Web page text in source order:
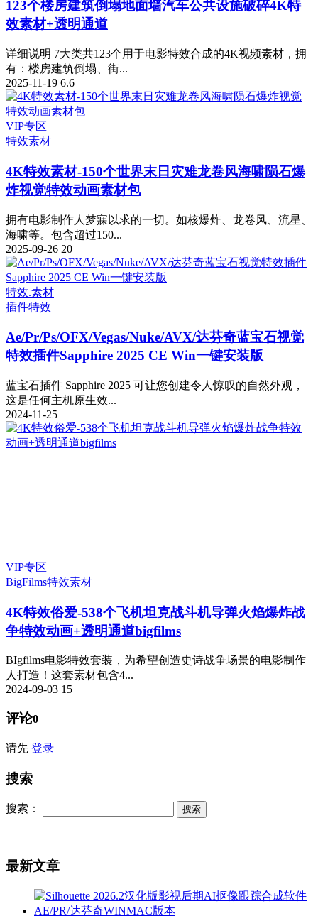
123个楼房建筑倒塌地面墙汽车公共设施破碎4K特
效素材+透明通道
详细说明 7大类共123个用于电影特效合成的4K视频素材，拥
有：楼房建筑倒塌、街...
2025-11-19 6.6
VIP专区
特效素材
4K特效素材-150个世界末日灾难龙卷风海啸陨石爆
炸视觉特效动画素材包
拥有电影制作人梦寐以求的一切。如核爆炸、龙卷风、流星、
海啸等。包含超过150...
2025-09-26 20
特效.素材
插件特效
Ae/Pr/Ps/OFX/Vegas/Nuke/AVX/达芬奇蓝宝石视觉
特效插件Sapphire 2025 CE Win一键安装版
蓝宝石插件 Sapphire 2025 可让您创建令人惊叹的自然外观，
这是任何主机原生效...
2024-11-25
VIP专区
BigFilms特效素材
4K特效俗爱-538个飞机坦克战斗机导弹火焰爆炸战
争特效动画+透明通道bigfilms
BIgfilms电影特效套装，为希望创造史诗战争场景的电影制作
人打造！这套素材包含4...
2024-09-03 15
评论0
请先 登录
搜索
搜索：
最新文章